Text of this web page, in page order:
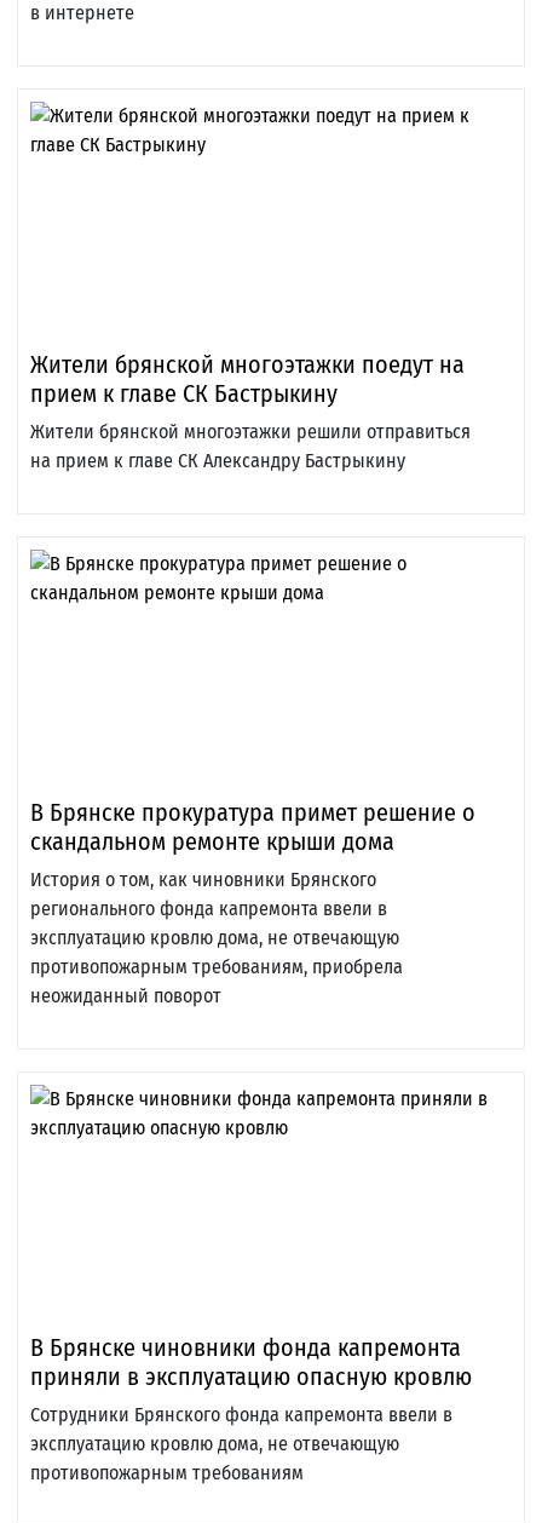
в интернете
Жители брянской многоэтажки поедут на
прием к главе СК Бастрыкину
Жители брянской многоэтажки решили отправиться
на прием к главе СК Александру Бастрыкину
В Брянске прокуратура примет решение о
скандальном ремонте крыши дома
История о том, как чиновники Брянского
регионального фонда капремонта ввели в
эксплуатацию кровлю дома, не отвечающую
противопожарным требованиям, приобрела
неожиданный поворот
В Брянске чиновники фонда капремонта
приняли в эксплуатацию опасную кровлю
Сотрудники Брянского фонда капремонта ввели в
эксплуатацию кровлю дома, не отвечающую
противопожарным требованиям